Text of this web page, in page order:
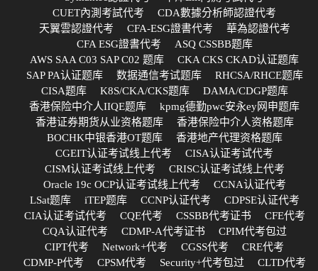
CUET內測考試代考
CDA數據分析師認證代考
天翼雲認證代考
CFA-ESG證書代考
華為認證代考
CFA ESG證書代考
ASQ CSSBB题库
AWS SAA C03 SAP C02 题库
CKA CKS CKAD认证题库
SAP PA认证题库
数据通信考试题库
RHCSA/RHCE题库
CISA题库
K8S/CKA/CKS题库
DAMA/CDGP题库
香港保险中介人IIQE题库
kpmg德勤pwc安永ey网申题库
香港证券期货从业资格题库
香港保险中介人资格题库
BOCHK中银香港OT题库
香港地产代理资格题库
CGEIT认证考试线上代考
CISA认证考试代考
CISM认证考试线上代考
CRISC认证考试线上代考
Oracle 19c OCP认证考试线上代考
CCNA认证代考
LSat题库
iTEP题库 CCNP认证代考
CDPSE认证代考
CIA认证考试代考
CQE代考 CSSBB代考证书
CFE代考
CQA认证代考
CDMP-A代考证书
CPIM代考包过
CIPT代考
Network+代考 CGSS代考
CRE代考
CDMP-P代考
CPSM代考 Security+代考包过
CLTD代考